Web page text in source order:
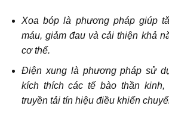
Xoa bóp là phương pháp giúp
máu, giảm đau và cải thiện khả
cơ thể.
Điện xung là phương pháp sử
kích thích các tế bào thần
truyền tải tín hiệu điều khiển